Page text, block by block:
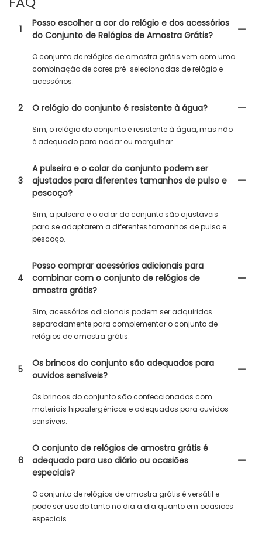
1
Posso escolher a cor do relógio e dos acessórios
do Conjunto de Relógios de Amostra Grátis?
O conjunto de relógios de amostra grátis vem com uma
combinação de cores pré-selecionadas de relógio e
acessórios.
2 O relógio do conjunto é resistente à água?
Sim, o relógio do conjunto é resistente à água, mas não
é adequado para nadar ou mergulhar.
3
A pulseira e o colar do conjunto podem ser
ajustados para diferentes tamanhos de pulso e
pescoço?
Sim, a pulseira e o colar do conjunto são ajustáveis ​​
para se adaptarem a diferentes tamanhos de pulso e
pescoço.
4
Posso comprar acessórios adicionais para
combinar com o conjunto de relógios de
amostra grátis?
Sim, acessórios adicionais podem ser adquiridos
separadamente para complementar o conjunto de
relógios de amostra grátis.
5
Os brincos do conjunto são adequados para
ouvidos sensíveis?
Os brincos do conjunto são confeccionados com
materiais hipoalergênicos e adequados para ouvidos
sensíveis.
6
O conjunto de relógios de amostra grátis é
adequado para uso diário ou ocasiões
especiais?
O conjunto de relógios de amostra grátis é versátil e
pode ser usado tanto no dia a dia quanto em ocasiões
especiais.